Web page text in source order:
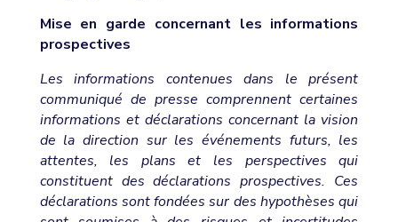
Mise en garde concernant les informations
prospectives
Les informations contenues dans le présent
communiqué de presse comprennent certaines
informations et déclarations concernant la vision
de la direction sur les événements futurs, les
attentes, les plans et les perspectives qui
constituent des déclarations prospectives. Ces
déclarations sont fondées sur des hypothèses qui